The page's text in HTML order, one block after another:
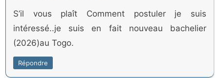
S’il vous plaît Comment postuler je suis
intéressé..je suis en fait nouveau bachelier
(2026)au Togo.
Répondre